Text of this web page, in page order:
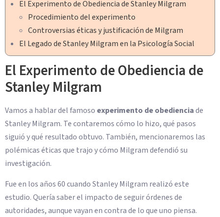
El Experimento de Obediencia de Stanley Milgram
Procedimiento del experimento
Controversias éticas y justificación de Milgram
El Legado de Stanley Milgram en la Psicología Social
El Experimento de Obediencia de
Stanley Milgram
Vamos a hablar del famoso experimento de obedienciade
Stanley Milgram. Te contaremos cómo lo hizo, qué pasos
siguió y qué resultado obtuvo. También, mencionaremos las
polémicas éticas que trajo y cómo Milgram defendió su
investigación.
Fue en los años 60 cuando Stanley Milgram realizó este
estudio. Quería saber el impacto de seguir órdenes de
autoridades, aunque vayan en contra de lo que uno piensa.